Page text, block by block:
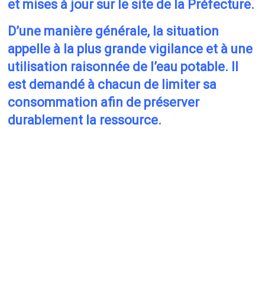
et mises à jour sur le site de la Préfecture.
D’une manière générale, la situation
appelle à la plus grande vigilance et à une
utilisation raisonnée de l’eau potable. Il
est demandé à chacun de limiter sa
consommation afin de préserver
durablement la ressource.